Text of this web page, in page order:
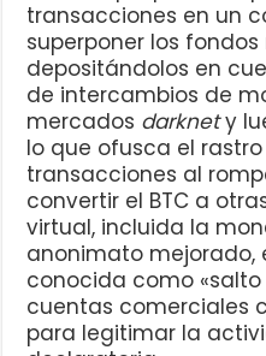
transacciones en un
superponer los
depositándolos en
de intercambios de
mercados darknety
lo que ofusca el
transacciones al
convertir el BTC a
virtual, incluida la
anonimato mejorado,
conocida como
cuentas comerciales
para legitimar la